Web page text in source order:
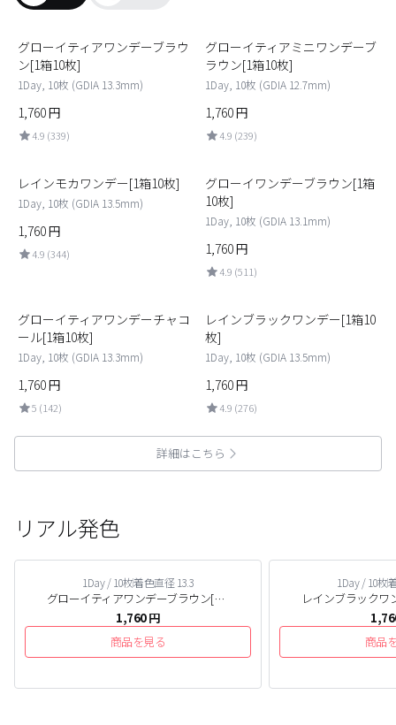
1
グローイティアワンデーブラウ
ン[1箱10枚]
1Day, 10枚 (GDIA 13.3mm)
1,760円
4.9 (339)
2
グローイティアミニワンデーブ
ラウン[1箱10枚]
1Day, 10枚 (GDIA 12.7mm)
1,760円
4.9 (239)
3
レインモカワンデー[1箱10枚]
1Day, 10枚 (GDIA 13.5mm)
1,760円
4.9 (344)
4
グローイワンデーブラウン[1箱
10枚]
1Day, 10枚 (GDIA 13.1mm)
1,760円
4.9 (511)
5
グローイティアワンデーチャコ
ール[1箱10枚]
1Day, 10枚 (GDIA 13.3mm)
1,760円
5 (142)
6
レインブラックワンデー[1箱10
枚]
1Day, 10枚 (GDIA 13.5mm)
1,760円
4.9 (276)
詳細はこちら
リアル発色
1Day / 10枚着色直径 13.3
グローイティアワンデーブラウン[1箱10枚]
1,760円
商品を見る
1Day / 10枚
レインブラックワ
商品